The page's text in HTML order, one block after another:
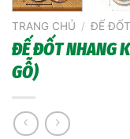
TRANG CHỦ / ĐẾ
ĐẾ ĐỐT NHANG
GỖ)